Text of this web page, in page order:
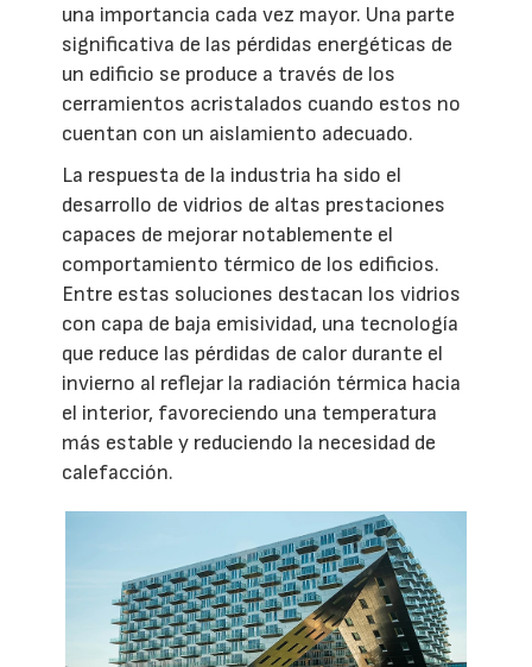
una importancia cada vez mayor. Una parte
significativa de las pérdidas energéticas de
un edificio se produce a través de los
cerramientos acristalados cuando estos no
cuentan con un aislamiento adecuado.
La respuesta de la industria ha sido el
desarrollo de vidrios de altas prestaciones
capaces de mejorar notablemente el
comportamiento térmico de los edificios.
Entre estas soluciones destacan los vidrios
con capa de baja emisividad, una tecnología
que reduce las pérdidas de calor durante el
invierno al reflejar la radiación térmica hacia
el interior, favoreciendo una temperatura
más estable y reduciendo la necesidad de
calefacción.